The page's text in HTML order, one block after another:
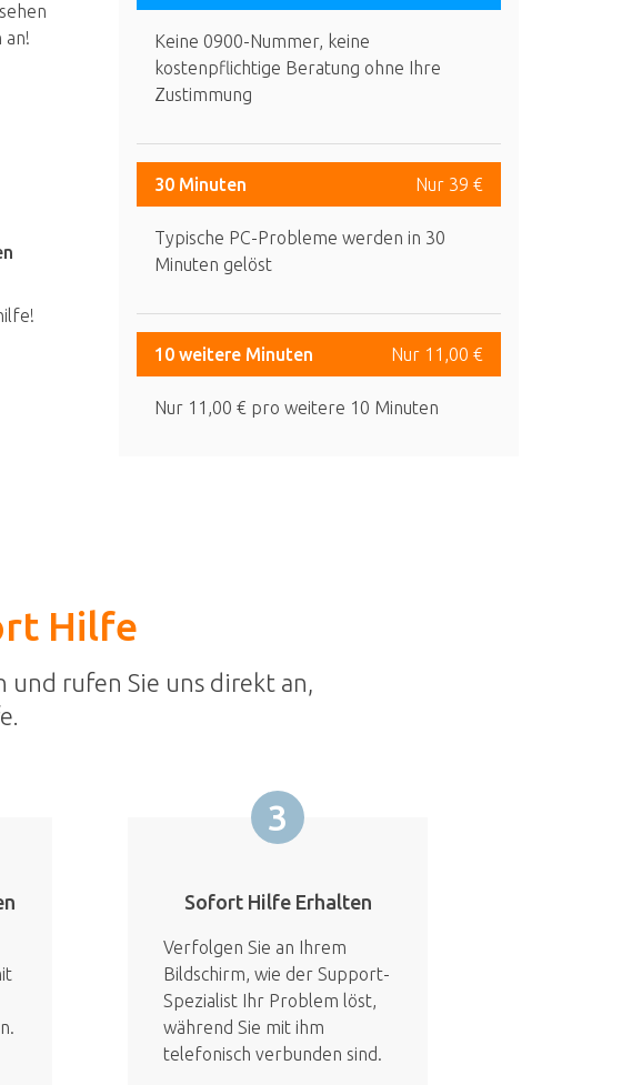
an!
Keine 0900-Nummer, keine
kostenpflichtige Beratung ohne Ihre
Zustimmung
30 Minuten Nur 39 €
Typische PC-Probleme werden in 30
Minuten gelöst
10 weitere Minuten Nur 11,00 €
Nur 11,00 € pro weitere 10 Minuten
Hilfe
und rufen Sie uns direkt an,
3
Sofort Hilfe Erhalten
Verfolgen Sie an Ihrem
Bildschirm, wie der Support-
Spezialist Ihr Problem löst,
während Sie mit ihm
telefonisch verbunden sind.